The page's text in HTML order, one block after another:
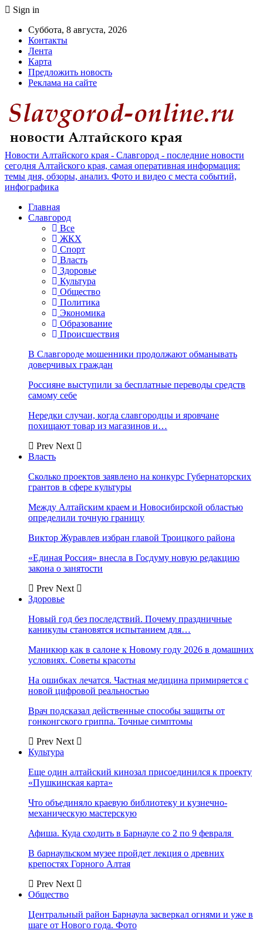
Sign in
Суббота, 8 августа, 2026
Контакты
Лента
Карта
Предложить новость
Реклама на сайте
Новости Алтайского края - Славгород - последние новости
сегодня Алтайского края, самая оперативная информация:
темы дня, обзоры, анализ. Фото и видео с места событий,
инфографика
Главная
Славгород
Все
ЖКХ
Спорт
Власть
Здоровье
Культура
Общество
Политика
Экономика
Образование
Происшествия
В Славгороде мошенники продолжают обманывать
доверчивых граждан
Россияне выступили за бесплатные переводы средств
самому себе
Нередки случаи, когда славгородцы и яровчане
похищают товар из магазинов и…
Prev Next
Власть
Сколько проектов заявлено на конкурс Губернаторских
грантов в сфере культуры
Между Алтайским краем и Новосибирской областью
определили точную границу
Виктор Журавлев избран главой Троицкого района
«Единая Россия» внесла в Госдуму новую редакцию
закона о занятости
Prev Next
Здоровье
Новый год без последствий. Почему праздничные
каникулы становятся испытанием для…
Маникюр как в салоне к Новому году 2026 в домашних
условиях. Советы красоты
На ошибках лечатся. Частная медицина примиряется с
новой цифровой реальностью
Врач подсказал действенные способы защиты от
гонконгского гриппа. Точные симптомы
Prev Next
Культура
Еще один алтайский кинозал присоединился к проекту
«Пушкинская карта»
Что объединяло краевую библиотеку и кузнечно-
механическую мастерскую
Афиша. Куда сходить в Барнауле со 2 по 9 февраля
В барнаульском музее пройдет лекция о древних
крепостях Горного Алтая
Prev Next
Общество
Центральный район Барнаула засверкал огнями и уже в
шаге от Нового года. Фото